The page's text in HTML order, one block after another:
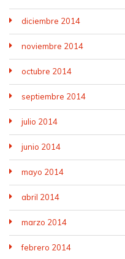
diciembre 2014
noviembre 2014
octubre 2014
septiembre 2014
julio 2014
junio 2014
mayo 2014
abril 2014
marzo 2014
febrero 2014